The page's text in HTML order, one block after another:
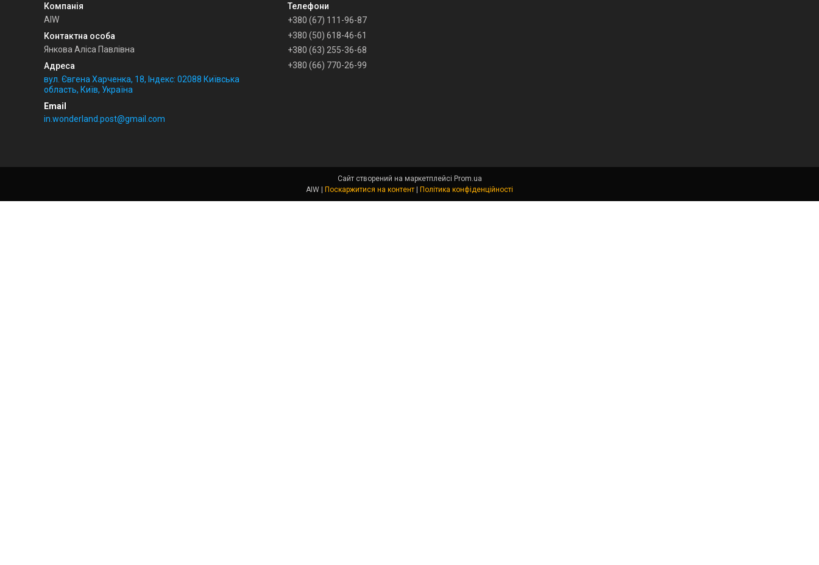
AIW
Янкова Аліса Павлівна
вул. Євгена Харченка, 18, Індекс: 02088 Київська
область, Київ, Україна
in.wonderland.post@gmail.com
+380 (67) 111-96-87
+380 (50) 618-46-61
+380 (63) 255-36-68
+380 (66) 770-26-99
Сайт створений на маркетплейсі Prom.ua
Поскаржитися на контент Політика конфіденційності